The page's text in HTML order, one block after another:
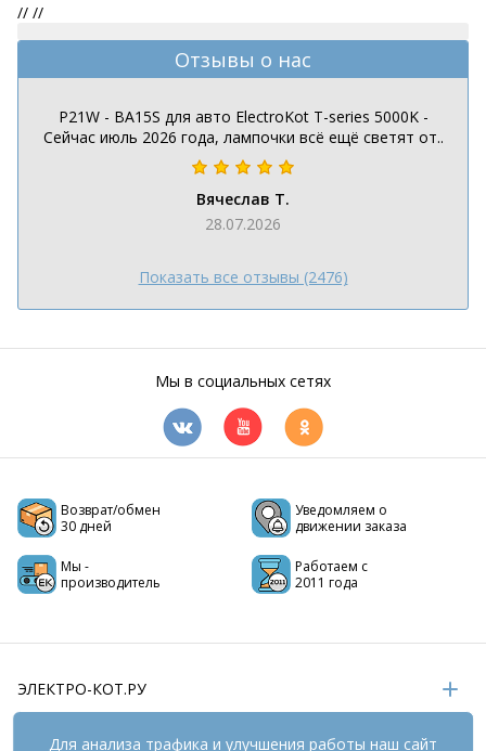
// //
Отзывы о нас
P21W - BA15S для авто ElectroKot T-series 5000K -
Сейчас июль 2026 года, лампочки всё ещё светят от..
Вячеслав Т.
28.07.2026
Показать все отзывы (2476)
Мы в социальных сетях
Возврат/обмен
30 дней
Уведомляем о
движении заказа
Мы -
производитель
Работаем с
2011 года
ЭЛЕКТРО-КОТ.РУ
ИНФОРМАЦИЯ
Для анализа трафика и улучшения работы наш сайт